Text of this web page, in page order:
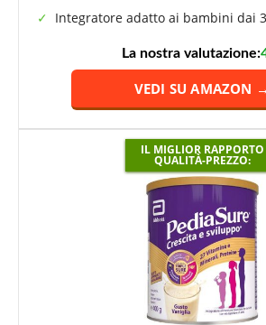
Integratore adatto ai bambini dai
La nostra valutazione:
VEDI SU AMAZON →
IL MIGLIOR RAPPORTO
QUALITÀ-PREZZO: